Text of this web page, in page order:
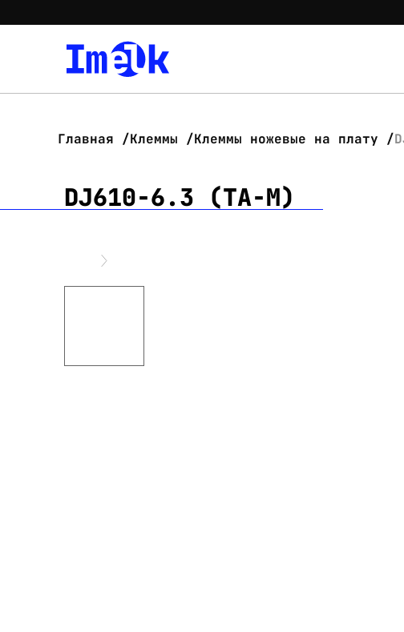
Главная Клеммы Клеммы ножевые на плату
DJ610-6.3 (TA-M)